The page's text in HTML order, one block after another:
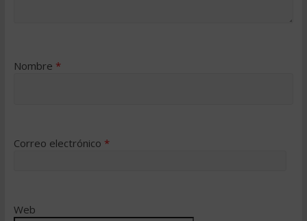
Nombre *
Correo electrónico *
Web